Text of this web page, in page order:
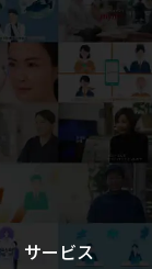
サービス